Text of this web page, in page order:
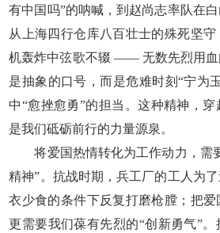
有中国吗”的呐喊，到赵尚志率队在
从上海四行仓库八百壮士的殊死坚
机轰炸中弦歌不辍 —— 无数先烈用血
是抽象的口号，而是危难时刻“宁为
中“愈挫愈勇”的担当。这种精神，
是我们砥砺前行的力量源泉。
将爱国热情转化为工作动力，需
精神”。抗战时期，兵工厂的工人为
衣少食的条件下反复打磨枪膛；把爱
更需要我们葆有先烈的“创新勇气”